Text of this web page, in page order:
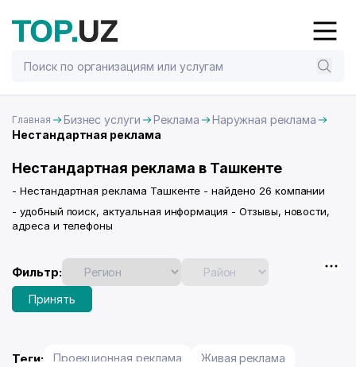
Главная Бизнес услуги Реклама
Наружная реклама
Нестандартная реклама
Нестандартная реклама в Ташкенте
- Нестандартная реклама Ташкенте - найдено 26 компании
- удобный поиск, актуальная информация - Отзывы, новости,
адреса и телефоны
Фильтр:
Принять
Теги: Проекционная реклама
Живая реклама